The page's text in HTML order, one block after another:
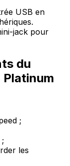
USB en
jack pour
du
;
les